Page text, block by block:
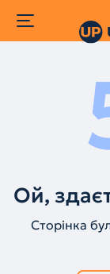
Ой,
Сторінка